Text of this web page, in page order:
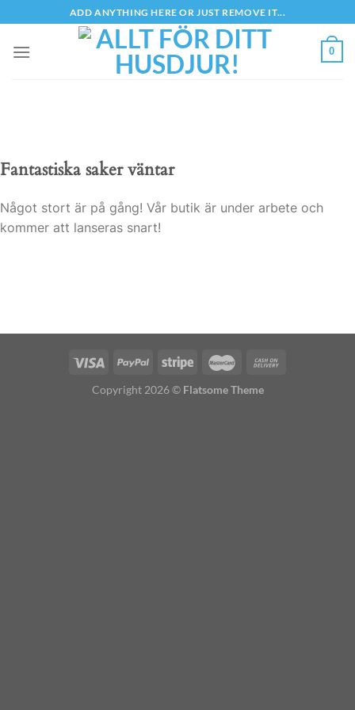
to
content
ADD ANYTHING HERE OR JUST REMOVE IT...
0
Fantastiska saker väntar
Något stort är på gång! Vår butik är under arbete och
kommer att lanseras snart!
Copyright 2026 © Flatsome Theme